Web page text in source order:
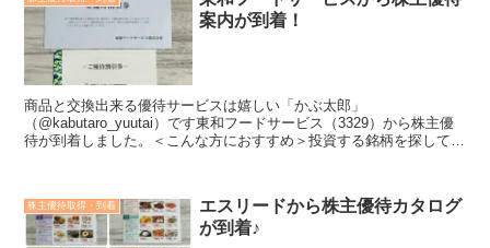
案内が到着！
商品と交換出来る優待サービスは嬉しい「かぶ太郎」
（@kabutaro_yuutai）です東和フードサービス（3329）から株主優
待が到着しました。＜こんな方におすすめ＞投資する銘柄を探してい
株主優待取得・到着
エスリードから株主優待カタログ
が到着♪